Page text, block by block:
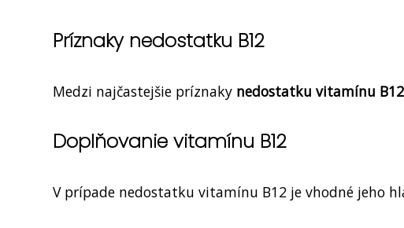
Príznaky nedostatku B12
Medzi najčastejšie príznaky nedostatku vitamínu B12
Doplňovanie vitamínu B12
V prípade nedostatku vitamínu B12 je vhodné jeho